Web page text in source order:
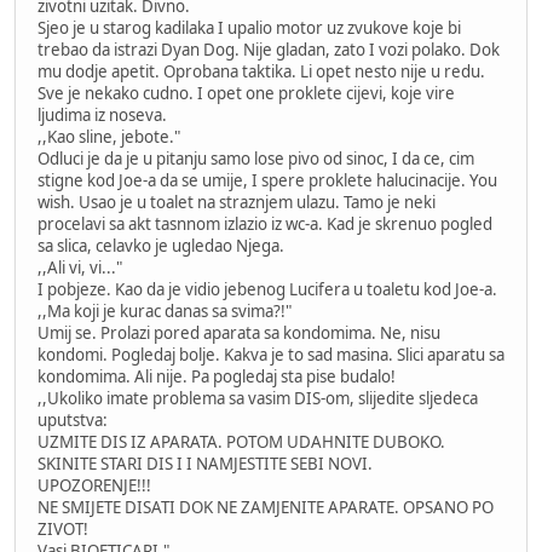
zivotni uzitak. Divno.
Sjeo je u starog kadilaka I upalio motor uz zvukove koje bi
trebao da istrazi Dyan Dog. Nije gladan, zato I vozi polako. Dok
mu dodje apetit. Oprobana taktika. Li opet nesto nije u redu.
Sve je nekako cudno. I opet one proklete cijevi, koje vire
ljudima iz noseva.
,,Kao sline, jebote."
Odluci je da je u pitanju samo lose pivo od sinoc, I da ce, cim
stigne kod Joe-a da se umije, I spere proklete halucinacije. You
wish. Usao je u toalet na straznjem ulazu. Tamo je neki
procelavi sa akt tasnnom izlazio iz wc-a. Kad je skrenuo pogled
sa slica, celavko je ugledao Njega.
,,Ali vi, vi..."
I pobjeze. Kao da je vidio jebenog Lucifera u toaletu kod Joe-a.
,,Ma koji je kurac danas sa svima?!"
Umij se. Prolazi pored aparata sa kondomima. Ne, nisu
kondomi. Pogledaj bolje. Kakva je to sad masina. Slici aparatu sa
kondomima. Ali nije. Pa pogledaj sta pise budalo!
,,Ukoliko imate problema sa vasim DIS-om, slijedite sljedeca
uputstva:
UZMITE DIS IZ APARATA. POTOM UDAHNITE DUBOKO.
SKINITE STARI DIS I I NAMJESTITE SEBI NOVI.
UPOZORENJE!!!
NE SMIJETE DISATI DOK NE ZAMJENITE APARATE. OPSANO PO
ZIVOT!